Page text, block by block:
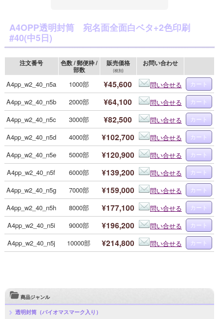
A4OPP透明封筒 宛名面全面白ベタ+2色印刷
#40(中5日)
注文番号 色数 / 郵便枠 /
部数
販売価格
(税別)
お問い合わせ
A4pp_w2_40_n5a 1000部 ¥45,600
問い合せる
A4pp_w2_40_n5b
2000部 ¥64,100
問い合せる
A4pp_w2_40_n5c
3000部 ¥82,500
問い合せる
A4pp_w2_40_n5d
4000部 ¥102,700
問い合せる
A4pp_w2_40_n5e
5000部 ¥120,900
問い合せる
A4pp_w2_40_n5f
6000部 ¥139,200
問い合せる
A4pp_w2_40_n5g
7000部 ¥159,000
問い合せる
A4pp_w2_40_n5h
8000部 ¥177,100
問い合せる
A4pp_w2_40_n5i
9000部 ¥196,200
問い合せる
A4pp_w2_40_n5j
10000部 ¥214,800 問い合せる
商品ジャンル
透明封筒（バイオマスマーク入り）